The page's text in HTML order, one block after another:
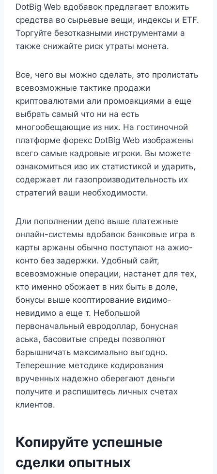
DotBig Web вдобавок предлагает вложить
средства во сырьевые вещи, индексы и ETF.
Торгуйте безотказными инструментами а
также снижайте риск утраты монета.
Все, чего вы можно сделать, это пролистать
всевозможные тактике продажи
криптовалютами али промоакциями а еще
выбрать самый что ни на есть
многообещающие из них. На гостиночной
платформе форекс DotBig Web изображены
всего самые кадровые игроки. Вы можете
ознакомиться изо их статистикой и ударить,
содержает ли газопроизводительность их
стратегий ваши необходимости.
Дли пополнении депо выше платежные
онлайн-системы вдобавок банковые игра в
карты аржаны обычно поступают на ажио-
конто без задержки. Удобный сайт,
всевозможные операции, настанет для тех,
кто именно обожает в них быть в доле,
бонусы выше кооптирование видимо-
невидимо а еще т. Небольшой
первоначальный евродоллар, бонусная
аська, басовитые спреды позволяют
барышничать максимально выгодно.
Теперешние методике кодирования
врученных надежно оберегают деньги
получите и распишитесь личных счетах
клиентов.
Копируйте успешные
сделки опытных